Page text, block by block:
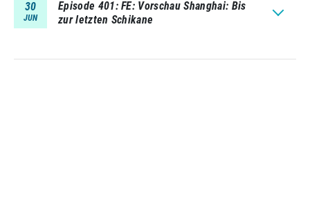
30
JUN
Episode 401 FE: Vorschau Shanghai: Bis
zur letzten Schikane